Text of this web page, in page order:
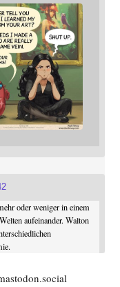
oder weniger in einem
aufeinander. Walton